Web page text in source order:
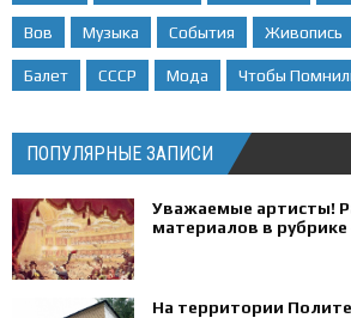
Вов Музыка События Живопись
Балет СССР Мода Чтобы
ПОПУЛЯРНЫЕ ЗАПИСИ
Уважаемые артисты!
материалов в рубрике
На территории